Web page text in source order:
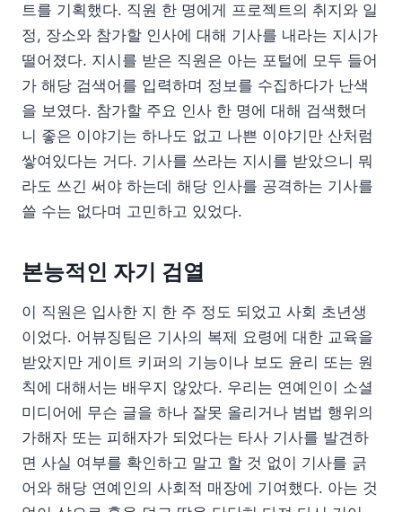
트를 기획했다. 직원 한 명에게 프로젝트의 취지와 일
정, 장소와 참가할 인사에 대해 기사를 내라는 지시가
떨어졌다. 지시를 받은 직원은 아는 포털에 모두 들어
가 해당 검색어를 입력하며 정보를 수집하다가 난색
을 보였다. 참가할 주요 인사 한 명에 대해 검색했더
니 좋은 이야기는 하나도 없고 나쁜 이야기만 산처럼
쌓여있다는 거다. 기사를 쓰라는 지시를 받았으니 뭐
라도 쓰긴 써야 하는데 해당 인사를 공격하는 기사를
쓸 수는 없다며 고민하고 있었다.
본능적인 자기 검열
이 직원은 입사한 지 한 주 정도 되었고 사회 초년생
이었다. 어뷰징팀은 기사의 복제 요령에 대한 교육을
받았지만 게이트 키퍼의 기능이나 보도 윤리 또는 원
칙에 대해서는 배우지 않았다. 우리는 연예인이 소셜
미디어에 무슨 글을 하나 잘못 올리거나 범법 행위의
가해자 또는 피해자가 되었다는 타사 기사를 발견하
면 사실 여부를 확인하고 말고 할 것 없이 기사를 긁
어와 해당 연예인의 사회적 매장에 기여했다. 아는 것